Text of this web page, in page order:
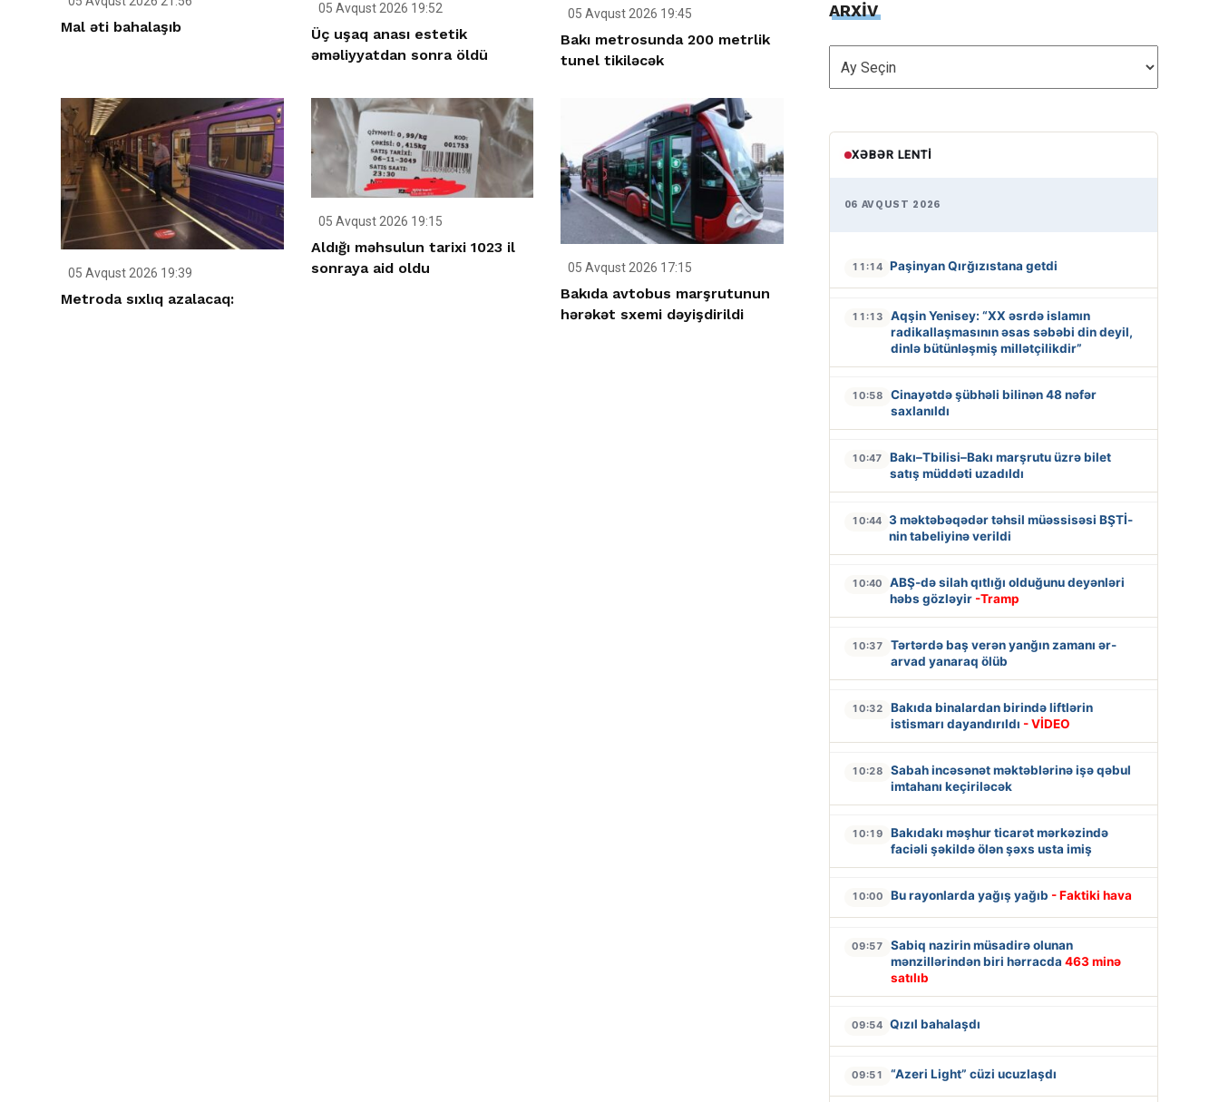
Mal əti bahalaşıb
05 Avqust 2026 19:52
Üç uşaq anası estetik
əməliyyatdan sonra öldü
05 Avqust 2026 19:45
Bakı metrosunda 200 metrlik
tunel tikiləcək
05 Avqust 2026 19:39
Metroda sıxlıq azalacaq:
05 Avqust 2026 19:15
Aldığı məhsulun tarixi 1023 il
sonraya aid oldu
05 Avqust 2026 17:15
Bakıda avtobus marşrutunun
hərəkət sxemi dəyişdirildi
ARXİV
ARXİV
XƏBƏR LENTI
06 AVQUST 2026
11:14 Paşinyan Qırğızıstana getdi
11:13
Aqşin Yenisey: “XX əsrdə islamın
radikallaşmasının əsas səbəbi din deyil,
dinlə bütünləşmiş millətçilikdir”
10:58
Cinayətdə şübhəli bilinən 48 nəfər
saxlanıldı
10:47
Bakı–Tbilisi–Bakı marşrutu üzrə bilet
satış müddəti uzadıldı
10:44 3 məktəbəqədər təhsil müəssisəsi BŞTİ-
nin tabeliyinə verildi
10:40
ABŞ-də silah qıtlığı olduğunu deyənləri
həbs gözləyir -Tramp
10:37
Tərtərdə baş verən yanğın zamanı ər-
arvad yanaraq ölüb
10:32
Bakıda binalardan birində liftlərin
istismarı dayandırıldı - VİDEO
10:28
Sabah incəsənət məktəblərinə işə qəbul
imtahanı keçiriləcək
10:19
Bakıdakı məşhur ticarət mərkəzində
faciəli şəkildə ölən şəxs usta imiş
10:00 Bu rayonlarda yağış yağıb - Faktiki hava
09:57
Sabiq nazirin müsadirə olunan
mənzillərindən biri hərracda 463 minə
satılıb
09:54 Qızıl bahalaşdı
09:51 “Azeri Light” cüzi ucuzlaşdı